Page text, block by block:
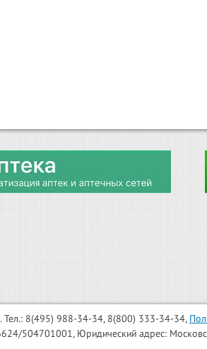
. Тел.: 8(495) 988-34-34, 8(800) 333-34-34,
Юридический адрес: